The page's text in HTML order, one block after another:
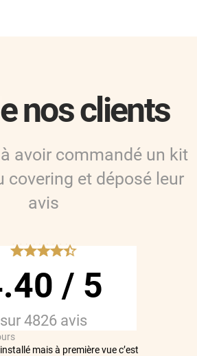
nos clients
à avoir commandé un kit
covering et déposé leur
avis
*****
/ 5
sur 4826avis
mais à première vue c’est